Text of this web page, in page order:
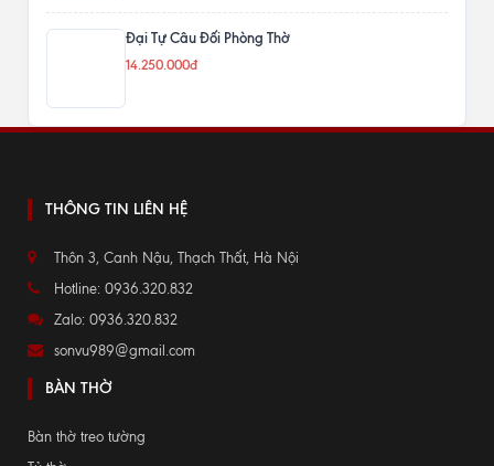
Đại Tự Câu Đối Phòng Thờ
14.250.000đ
THÔNG TIN LIÊN HỆ
Thôn 3, Canh Nậu, Thạch Thất, Hà Nội
Hotline: 0936.320.832
Zalo: 0936.320.832
sonvu989@gmail.com
BÀN THỜ
Bàn thờ treo tường